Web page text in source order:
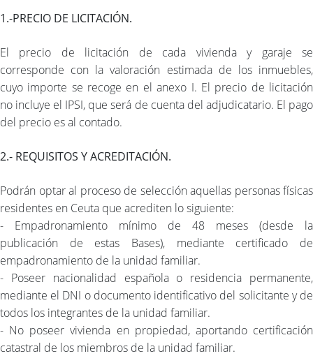
1.-PRECIO DE LICITACIÓN.
El precio de licitación de cada vivienda y garaje se
corresponde con la valoración estimada de los inmuebles,
cuyo importe se recoge en el anexo I. El precio de licitación
no incluye el IPSI, que será de cuenta del adjudicatario. El pago
del precio es al contado.
2.- REQUISITOS Y ACREDITACIÓN.
Podrán optar al proceso de selección aquellas personas físicas
residentes en Ceuta que acrediten lo siguiente:
- Empadronamiento mínimo de 48 meses (desde la
publicación de estas Bases), mediante certificado de
empadronamiento de la unidad familiar.
- Poseer nacionalidad española o residencia permanente,
mediante el DNI o documento identificativo del solicitante y de
todos los integrantes de la unidad familiar.
- No poseer vivienda en propiedad, aportando certificación
catastral de los miembros de la unidad familiar.